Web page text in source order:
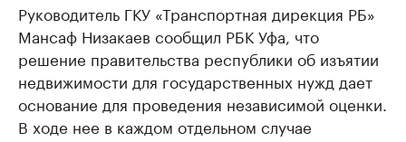
Руководитель ГКУ «Транспортная дирекция РБ»
Мансаф Низакаев сообщил РБК Уфа, что
решение правительства республики об изъятии
недвижимости для государственных нужд дает
основание для проведения независимой оценки.
В ходе нее в каждом отдельном случае